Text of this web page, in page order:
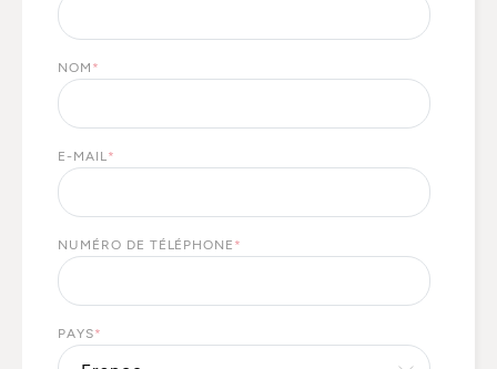
NOM *
E-MAIL *
NUMÉRO DE TÉLÉPHONE *
PAYS*